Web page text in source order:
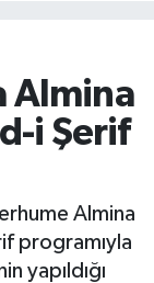
Almina
i Şerif
Almina
programıyla
yapıldığı